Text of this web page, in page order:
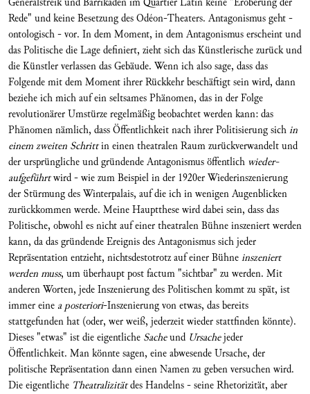
Rede" und keine Besetzung des Odéon-Theaters. Antagonismus geht -
ontologisch - vor. In dem Moment, in dem Antagonismus erscheint und
das Politische die Lage definiert, zieht sich das Künstlerische zurück und
die Künstler verlassen das Gebäude. Wenn ich also sage, dass das
Folgende mit dem Moment ihrer Rückkehr beschäftigt sein wird, dann
beziehe ich mich auf ein seltsames Phänomen, das in der Folge
revolutionärer Umstürze regelmäßig beobachtet werden kann: das
Phänomen nämlich, dass Öffentlichkeit nach ihrer Politisierung sichin
einem zweiten Schrittin einen theatralen Raum zurückverwandelt und
der ursprüngliche und gründende Antagonismus öffentlich wieder-
aufgeführtwird - wie zum Beispiel in der 1920er Wiederinszenierung
der Stürmung des Winterpalais, auf die ich in wenigen Augenblicken
zurückkommen werde. Meine Hauptthese wird dabei sein, dass das
Politische, obwohl es nicht auf einer theatralen Bühne inszeniert werden
kann, da das gründende Ereignis des Antagonismus sich jeder
Repräsentation entzieht, nichtsdestotrotz auf einer Bühneinszeniert
werden muss, um überhaupt post factum "sichtbar" zu werden. Mit
anderen Worten, jede Inszenierung des Politischen kommt zu spät, ist
immer eine a posteriori-Inszenierung von etwas, das bereits
stattgefunden hat (oder, wer weiß, jederzeit wieder stattfinden könnte).
Dieses "etwas" ist die eigentliche Sacheund Ursachejeder
Öffentlichkeit. Man könnte sagen, eine abwesende Ursache, der
politische Repräsentation dann einen Namen zu geben versuchen wird.
Die eigentliche Theatralizitätdes Handelns - seine Rhetorizität, aber